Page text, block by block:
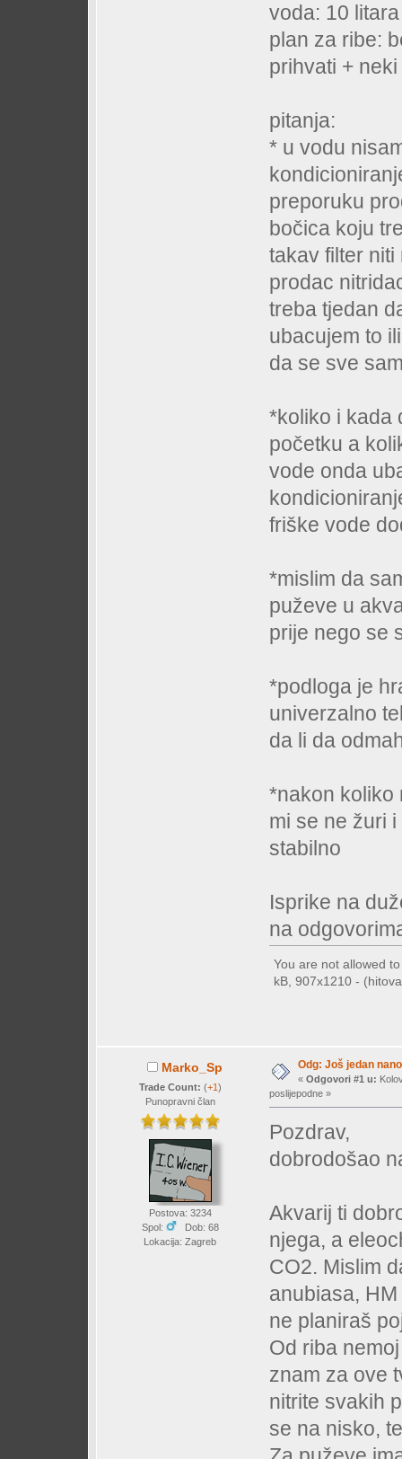
voda: 10
plan za ribe:
prihvati +
pitanja:
* u vodu
preporuku
bočica koju
takav filter
prodac
treba tjedan
ubacujem to
da se sve
*koliko i kada
početku a
vode onda
friške vode
*mislim da
puževe u
prije nego se
*podloga je
univerzalno
da li da
*nakon koliko
mi se ne žuri
stabilno
Isprike na
na
You are not allowed
kB, 907x1210 -
Marko_Sp
Trade Count: (+1)
Punopravni član
Postova: 3234
Spol:
Dob: 68
Lokacija: Zagreb
Odg: Još jedan
« Odgovori #1 u:
poslijepodne »
Pozdrav,
dobrodošao
Akvarij ti
njega, a
CO2. Mislim
anubiasa,
ne planiraš
Od riba
znam za ove
nitrite svakih
se na nisko,